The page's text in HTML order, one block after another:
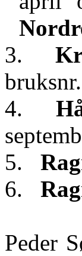
3.
4.
5.
6.
Peder